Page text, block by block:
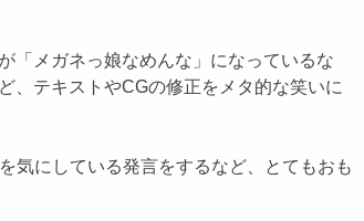
「メガネっ娘なめんな」になっているな
、テキストやCGの修正をメタ的な笑いに
気にしている発言をするなど、とてもおも